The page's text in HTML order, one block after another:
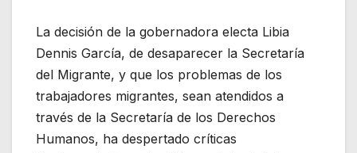
La decisión de la gobernadora electa Libia
Dennis García, de desaparecer la Secretaría
del Migrante, y que los problemas de los
trabajadores migrantes, sean atendidos a
través de la Secretaría de los Derechos
Humanos, ha despertado críticas